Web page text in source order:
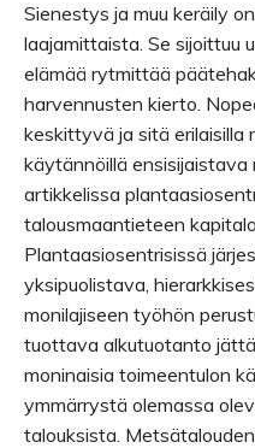
Sienestys ja muu keräily
laajamittaista. Se sijoittuu
elämää rytmittää
harvennusten kierto.
keskittyvä ja sitä erilaisilla
käytännöillä
artikkelissa
talousmaantieteen
Plantaasiosentrisissä
yksipuolistava,
monilajiseen työhön
tuottava alkutuotanto
moninaisia toimeentulon
ymmärrystä olemassa
talouksista.